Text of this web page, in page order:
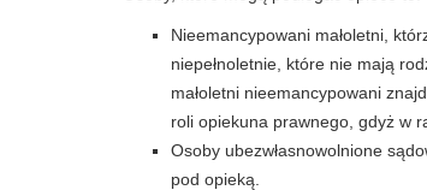
Nieemancypowani małoletni,
niepełnoletnie, które nie mają
małoletni nieemancypowani
roli opiekuna prawnego, gdyż w
Osoby ubezwłasnowolnione
pod opieką.